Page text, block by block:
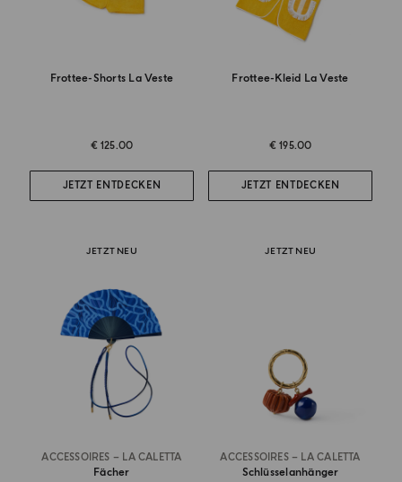
Frottee-Shorts La Veste
€ 125.00
JETZT ENTDECKEN
Frottee-Kleid La Veste
€ 195.00
JETZT ENTDECKEN
JETZT NEU
ACCESSOIRES – LA CALETTA
Fächer
JETZT NEU
ACCESSOIRES – LA CALETTA
Schlüsselanhänger